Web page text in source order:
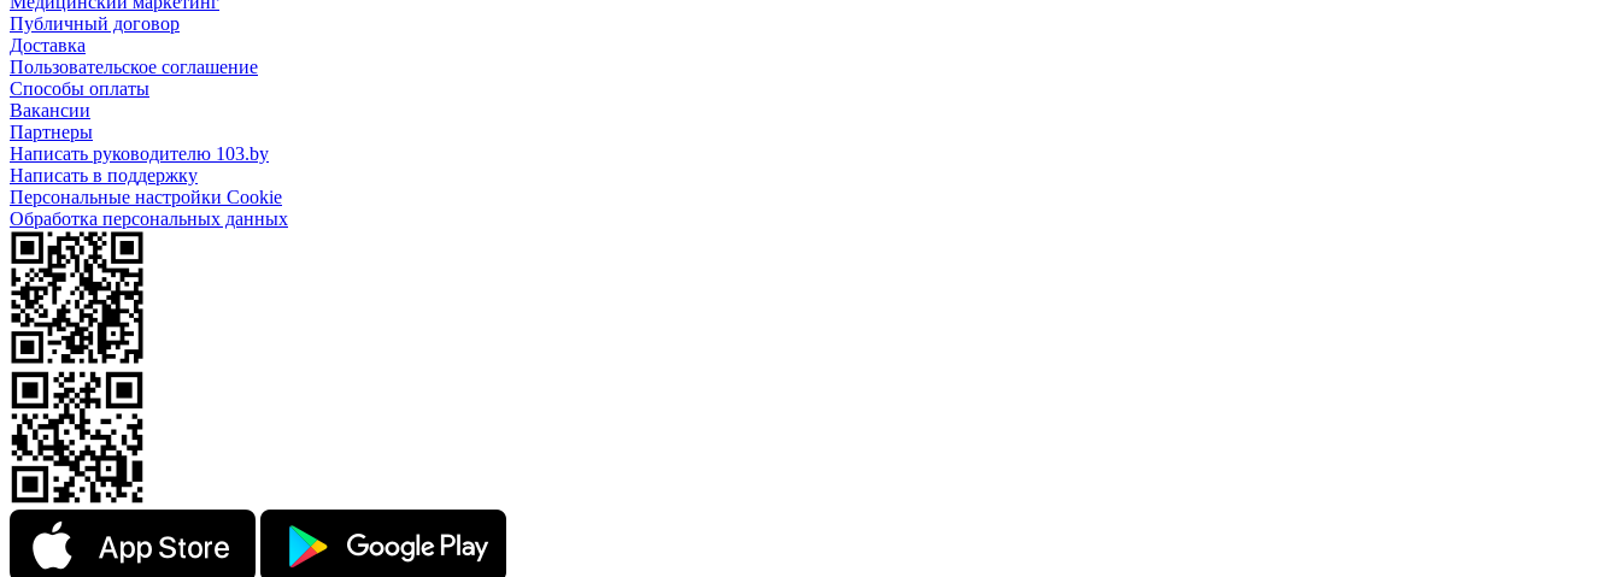
Публичный договор
Доставка
Пользовательское соглашение
Способы оплаты
Вакансии
Партнеры
Написать руководителю 103.by
Написать в поддержку
Персональные настройки Cookie
Обработка персональных данных